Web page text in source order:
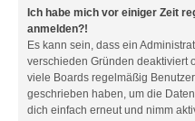
Ich habe mich vor einiger Zeit
anmelden?!
Es kann sein, dass ein
verschieden Gründen deaktiviert
viele Boards regelmäßig
geschrieben haben, um die
dich einfach erneut und nimm